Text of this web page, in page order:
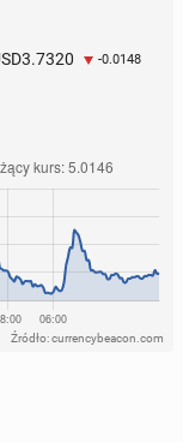
3.7320 -0.0148
Źródło: currencybeacon.com